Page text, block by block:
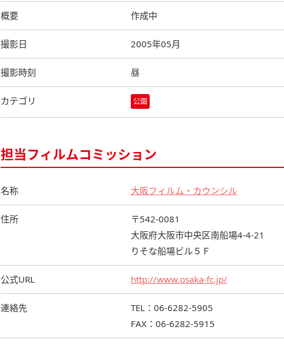
概要 作成中
撮影日 2005年05月
撮影時刻 昼
カテゴリ 公園
担当フィルムコミッション
名称 大阪フィルム・カウンシル
住所
〒542-0081
大阪府大阪市中央区南船場4-4-21
りそな船場ビル５Ｆ
公式URL http://www.osaka-fc.jp/
連絡先
TEL：06-6282-5905
FAX：06-6282-5915